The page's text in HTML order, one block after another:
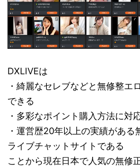
DXLIVEは
・綺麗なセレブなどと無修整エ
できる
・多彩なポイント購入方法に対
・運営歴20年以上の実績がある
ライブチャットサイトである
ことから現在日本で人気の無修